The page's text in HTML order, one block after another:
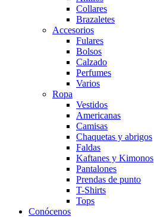
Collares
Brazaletes
Accesorios
Fulares
Bolsos
Calzado
Perfumes
Varios
Ropa
Vestidos
Americanas
Camisas
Chaquetas y abrigos
Faldas
Kaftanes y Kimonos
Pantalones
Prendas de punto
T-Shirts
Tops
Conócenos